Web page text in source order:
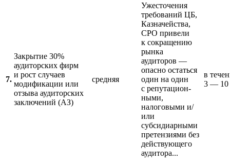
7.
Закрытие 30%
аудиторских фирм
и рост случаев
модификации или
отзыва аудиторских
заключений (АЗ)
средняя
Ужесточения
требований ЦБ,
Казначейства,
СРО привели
к сокращению
рынка
аудиторов —
опасно остаться
один на один
с репута­цион­
ными,
налоговыми и/
или
субсидиарными
претензиями без
действующего
аудитора...
в
3 — 10